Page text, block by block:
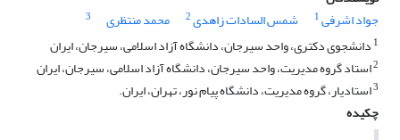
جواد اشرفی1 شمس السادات زاهدی2 محمد منتظری
3
1 دانشجوی دکتری، واحد سیرجان، دانشگاه آزاد اسلامی، سیرجان، ایران
2استاد گروه مدیریت، واحد سیرجان، دانشگاه آزاد اسلامی، سیرجان، ایران
3استادیار، گروه مدیریت، دانشگاه پیام نور، تهران، ایران.
چکیده